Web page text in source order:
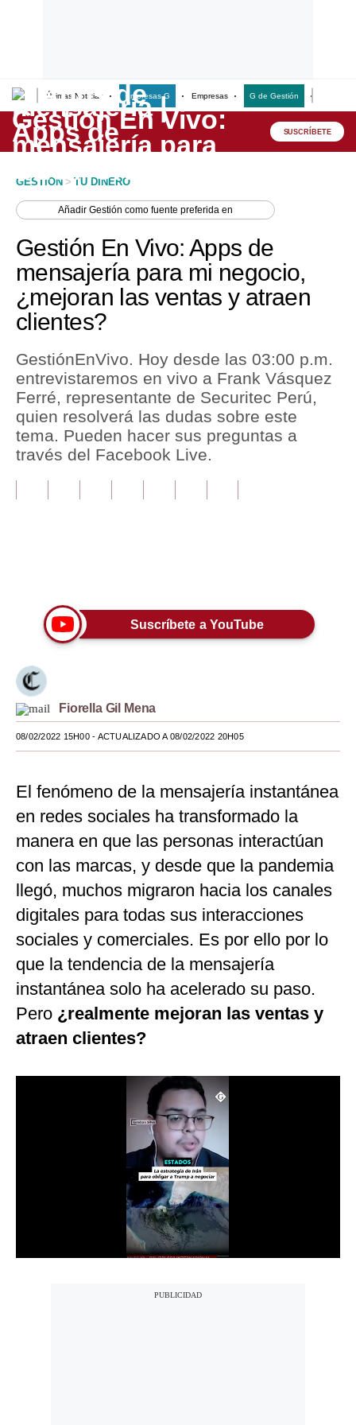
Últimas Noticias Empresas G Empresas G de Gestión
Lo último
Peru Quiosco
Economía
Mercados
Perú
Política
Tu Dinero
Finanzas Personales
Inmobiliarias
Plus G
Tendencias
Lujo
Viajes
Moda
Mundo
México
España
Internacional
Tecnología
Club del Suscriptor
Mix
SUSCRÍBETE
GESTION > TU DINERO
AñadirGestión como fuente preferida en
Gestión En Vivo: Apps de
mensajería para mi negocio,
¿mejoran las ventas y atraen
clientes?
GestiónEnVivo. Hoy desde las 03:00 p.m.
entrevistaremos en vivo a Frank Vásquez
Ferré, representante de Securitec Perú,
quien resolverá las dudas sobre este
tema. Pueden hacer sus preguntas a
través del Facebook Live.
Suscríbete a YouTube
Fiorella Gil Mena
08/02/2022 15H00- ACTUALIZADO A 08/02/2022 20H05
El fenómeno de la mensajería instantánea
en redes sociales ha transformado la
manera en que las personas interactúan
con las marcas, y desde que la pandemia
llegó, muchos migraron hacia los canales
digitales para todas sus interacciones
sociales y comerciales. Es por ello por lo
que la tendencia de la mensajería
instantánea solo ha acelerado su paso.
Pero ¿realmente mejoran las ventas y
atraen clientes?